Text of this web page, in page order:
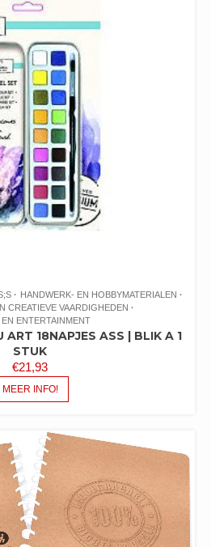
HANDWERK- EN HOBBYMATERIALEN
CREATIEVE VAARDIGHEDEN
EN ENTERTAINMENT
ART 18NAPJES ASS | BLIK A 1
STUK
€21,93
MEER INFO!